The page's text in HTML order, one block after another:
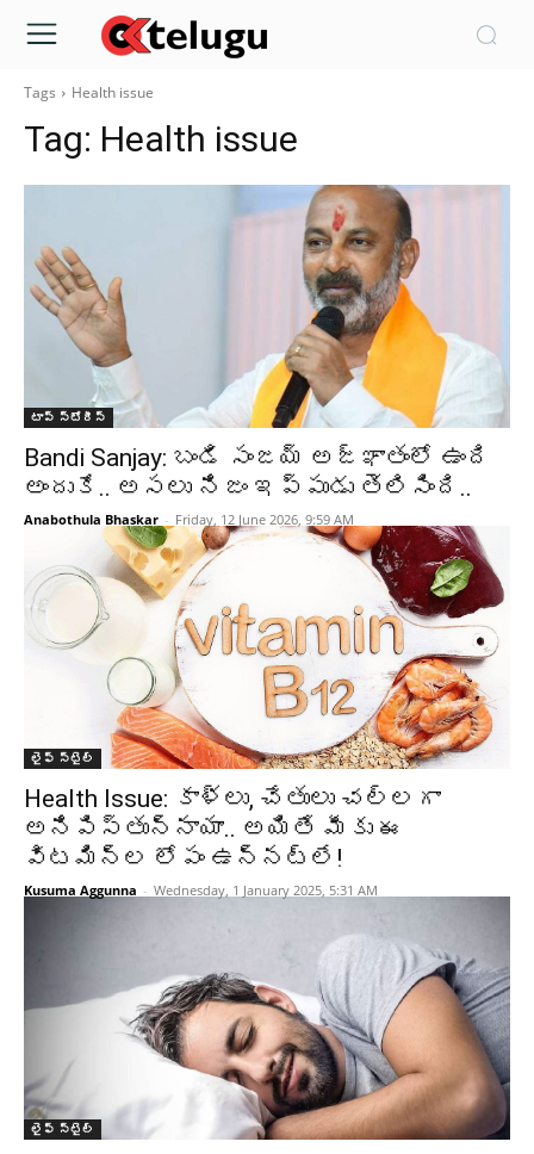
Tags Health issue
Tag: Health issue
టాప్ స్టోరీస్
Bandi Sanjay: బండి సంజయ్ అజ్ఞాతంలో ఉంది
అందుకే.. అసలు నిజం ఇప్పుడు తెలిసింది..
Anabothula Bhaskar - Friday, 12 June 2026, 9:59 AM
లైఫ్ స్టైల్
Health Issue: కాళ్లు, చేతులు చల్లగా
అనిపిస్తున్నాయా.. అయితే మీకు ఈ
విటమిన్ల లోపం ఉన్నట్లే!
Kusuma Aggunna - Wednesday, 1 January 2025, 5:31 AM
లైఫ్ స్టైల్